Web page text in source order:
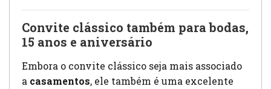
Convite clássico também para bodas,
15 anos e aniversário
Embora o convite clássico seja mais associado
a casamentos, ele também é uma excelente